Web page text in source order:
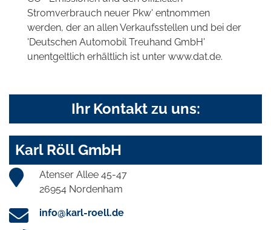
Stromverbrauch neuer Pkw' entnommen
werden, der an allen Verkaufsstellen und bei der
'Deutschen Automobil Treuhand GmbH'
unentgeltlich erhältlich ist unter www.dat.de.
Ihr Kontakt zu uns:
Karl Röll GmbH
Atenser Allee 45-47
26954 Nordenham
info@karl-roell.de